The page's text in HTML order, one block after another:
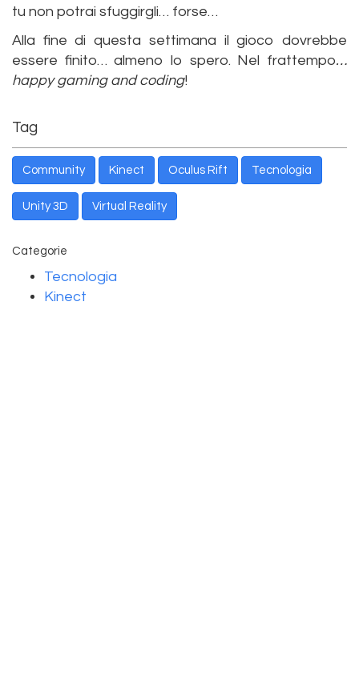
tu non potrai sfuggirgli… forse…
Alla fine di questa settimana il gioco dovrebbe
essere finito… almeno lo spero. Nel frattempo…
happy gaming and coding!
Tag
Community Kinect Oculus Rift Tecnologia
Unity 3D Virtual Reality
Categorie
Tecnologia
Kinect